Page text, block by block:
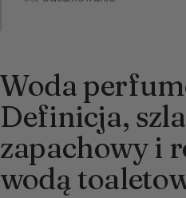
Woda
Definicja,
zapachowy i
wodą